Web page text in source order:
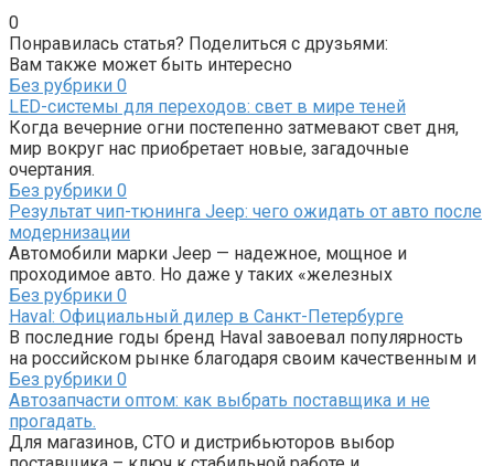
0
Понравилась статья? Поделиться с друзьями:
Вам также может быть интересно
Без рубрики 0
LED-системы для переходов: свет в мире теней
Когда вечерние огни постепенно затмевают свет дня,
мир вокруг нас приобретает новые, загадочные
очертания.
Без рубрики 0
Результат чип-тюнинга Jeep: чего ожидать от авто после
модернизации
Автомобили марки Jeep — надежное, мощное и
проходимое авто. Но даже у таких «железных
Без рубрики 0
Haval: Официальный дилер в Санкт-Петербурге
В последние годы бренд Haval завоевал популярность
на российском рынке благодаря своим качественным и
Без рубрики 0
Автозапчасти оптом: как выбрать поставщика и не
прогадать.
Для магазинов, СТО и дистрибьюторов выбор